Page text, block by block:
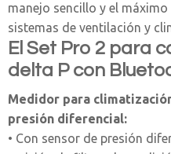
manejo sencillo y el
sistemas de ventilación y
El Set Pro 2 para
delta P con
Medidor para
presión diferencial:
• Con sensor de presión